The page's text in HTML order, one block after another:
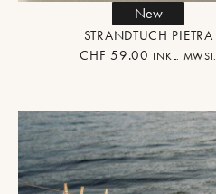
New
STRANDTUCH PIETRA
CHF 59.00 INKL. MWST.